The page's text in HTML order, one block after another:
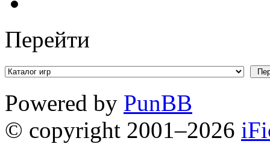
Перейти
Powered by PunBB
© copyright 2001–2026